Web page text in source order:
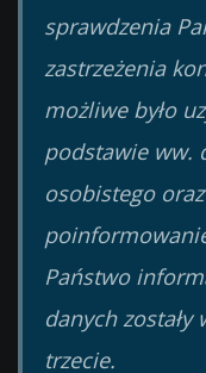
sprawdzenia
zastrzeżenia
możliwe było
podstawie ww.
osobistego
Państwo
danych zostały
trzecie.